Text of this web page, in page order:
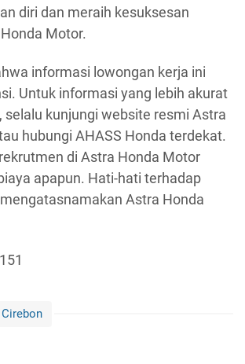
diri dan meraih kesuksesan
Motor.
informasi lowongan kerja ini
Untuk informasi yang lebih akurat
selalu kunjungi website resmi Astra
hubungi AHASS Honda terdekat.
di Astra Honda Motor
apapun. Hati-hati terhadap
Astra Honda
151